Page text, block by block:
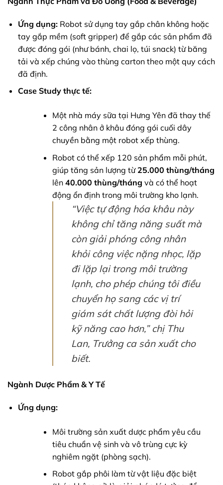
Ứng dụng:Robot sử dụng tay gắp chân không hoặc
tay gắp mềm (soft gripper) để gắp các sản phẩm đã
được đóng gói (như bánh, chai lọ, túi snack) từ băng
tải và xếp chúng vào thùng carton theo một quy cách
đã định.
Case Study thực tế:
Một nhà máy sữa tại Hưng Yên đã thay thế
2 công nhân ở khâu đóng gói cuối dây
chuyền bằng một robot xếp thùng.
Robot có thể xếp 120 sản phẩm mỗi phút,
giúp tăng sản lượng từ 25.000 thùng/tháng
lên 40.000 thùng/tháng và có thể hoạt
động ổn định trong môi trường kho lạnh.
“Việc tự động hóa khâu này
không chỉ tăng năng suất mà
còn giải phóng công nhân
khỏi công việc nặng nhọc, lặp
đi lặp lại trong môi trường
lạnh, cho phép chúng tôi điều
chuyển họ sang các vị trí
giám sát chất lượng đòi hỏi
kỹ năng cao hơn,”chị Thu
Lan, Trưởng ca sản xuất cho
biết.
Ngành Dược Phẩm & Y Tế
Ứng dụng:
Môi trường sản xuất dược phẩm yêu cầu
tiêu chuẩn vệ sinh và vô trùng cực kỳ
nghiêm ngặt (phòng sạch).
Robot gắp phôi làm từ vật liệu đặc biệt